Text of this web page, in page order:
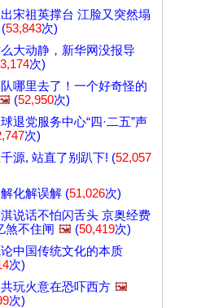
宋祖英撑台 江脸又突然塌
(53,843次)
大动静，新华网没报导
次)
哪里去了！一个好奇怪的
(52,950次)
退党服务中心“四·二五”声
次)
源, 站直了别趴下! (52,057
化解误解 (51,026次)
说话不怕闪舌头 京奥经费
煞不住闸 🖼️ (50,419次)
中国传统文化的本质
次)
玩火意在恐吓西方 🖼️
次)